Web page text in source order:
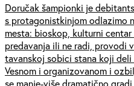
Doručak šampionki je
s protagonistkinjom odlazimo
mesta: bioskop, kulturni
predavanja ili ne radi, provodi
tavanskoj sobici stana koji
Vesnom i organizovanom i
se manje-više dramatično